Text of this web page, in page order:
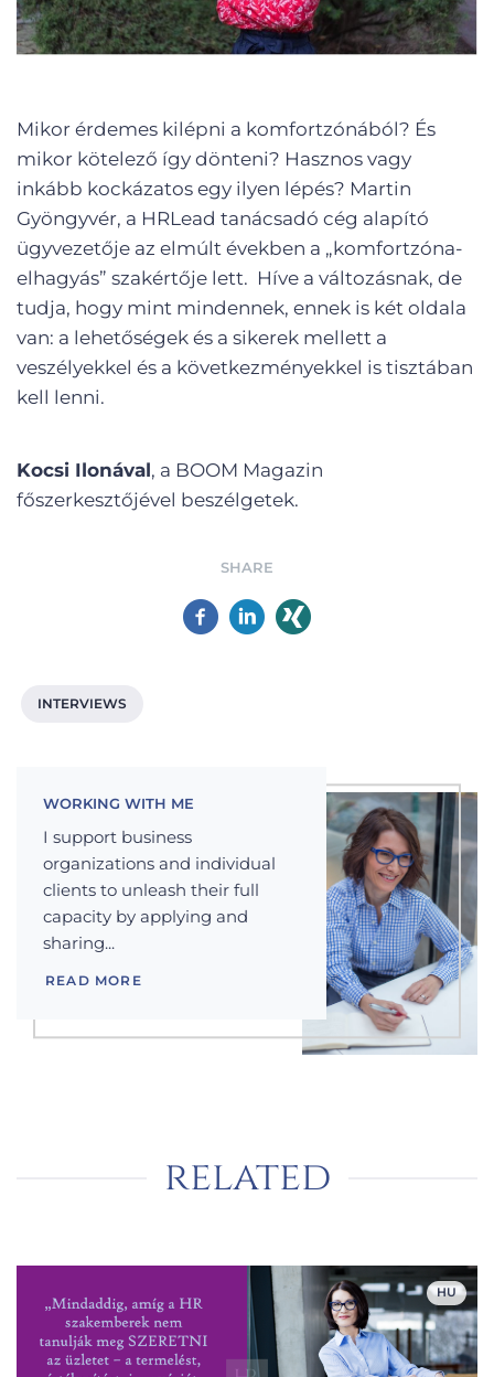
SHARE
Mikor érdemes kilépni a komfortzónából? És
mikor kötelező így dönteni? Hasznos vagy
inkább kockázatos egy ilyen lépés? Martin
Gyöngyvér, a HRLead tanácsadó cég alapító
ügyvezetője az elmúlt években a „komfortzóna-
elhagyás” szakértője lett. Híve a változásnak, de
tudja, hogy mint mindennek, ennek is két oldala
van: a lehetőségek és a sikerek mellett a
veszélyekkel és a következményekkel is tisztában
kell lenni.
Kocsi Ilonával, a BOOM Magazin
főszerkesztőjével beszélgetek.
INTERVIEWS
WORKING WITH ME
I support business
organizations and individual
clients to unleash their full
capacity by applying and
sharing...
READ MORE
related
HU